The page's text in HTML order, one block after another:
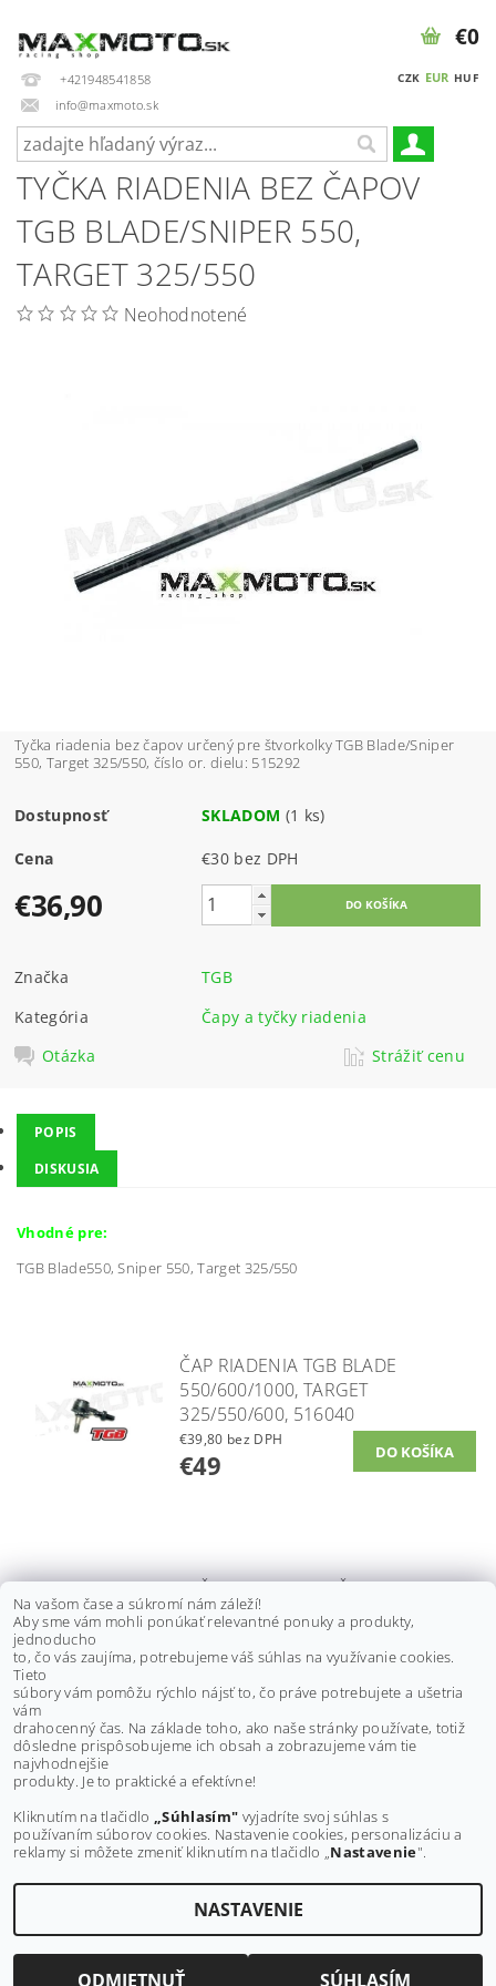
+421948541858
info@maxmoto.sk
CZK EUR HUF
€0
TYČKA RIADENIA BEZ ČAPOV
TGB BLADE/SNIPER 550,
TARGET 325/550
Neohodnotené
Tyčka riadenia bez čapov určený pre štvorkolky TGB Blade/Sniper
550, Target 325/550, číslo or. dielu: 515292
Dostupnosť SKLADOM (1 ks)
Cena €30 bez DPH
€36,90
Značka
TGB
Kategória
Čapy a tyčky riadenia
Otázka
Strážiť cenu
POPIS
DISKUSIA
Vhodné pre:
TGB Blade550, Sniper 550, Target 325/550
ČAP RIADENIA TGB BLADE
550/600/1000, TARGET
325/550/600, 516040
€39,80 bez DPH
€49
TYČKA RIADENIA S ČAPMI TGB
BLADE, TARGET 325/ 550/ 600/
1000, 512745/ 512730
€65 bez DPH
€80
Buďte prvý, kto napíše príspevok k tejto položke.
2026 ©MAXMOTO.SK, všetky práva vyhradenéUpraviť nastavenie cookies
Na vašom čase a súkromí nám záleží!
Aby sme vám mohli ponúkať relevantné ponuky a produkty,
jednoducho
to, čo vás zaujíma, potrebujeme váš súhlas na využívanie cookies.
Tieto
súbory vám pomôžu rýchlo nájsť to, čo práve potrebujete a ušetria
vám
drahocenný čas. Na základe toho, ako naše stránky používate, totiž
dôsledne prispôsobujeme ich obsah a zobrazujeme vám tie
najvhodnejšie
produkty. Je to praktické a efektívne!
Kliknutím na tlačidlo „Súhlasím" vyjadríte svoj súhlas s
používaním súborov cookies. Nastavenie cookies, personalizáciu a
reklamy si môžete zmeniť kliknutím na tlačidlo „Nastavenie".
NASTAVENIE
ODMIETNUŤ SÚHLASÍM